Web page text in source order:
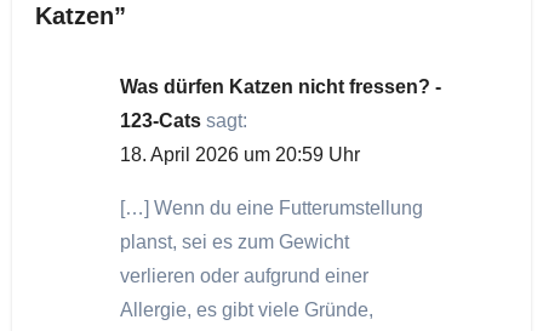
Katzen”
Was dürfen Katzen nicht fressen? -
123-Cats sagt:
18. April 2026 um 20:59 Uhr
[…] Wenn du eine Futterumstellung
planst, sei es zum Gewicht
verlieren oder aufgrund einer
Allergie, es gibt viele Gründe,